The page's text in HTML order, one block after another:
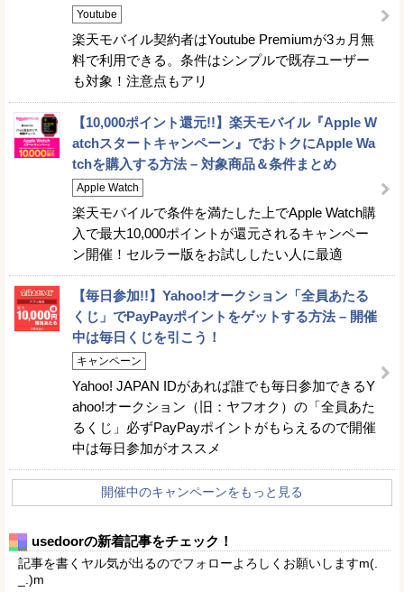
Youtube
楽天モバイル契約者はYoutube Premiumが3ヵ月無
料で利用できる。条件はシンプルで既存ユーザー
も対象！注意点もアリ
【10,000ポイント還元!!】楽天モバイル『Apple W
atchスタートキャンペーン』でおトクにApple Wa
tchを購入する方法 – 対象商品＆条件まとめ
Apple Watch
楽天モバイルで条件を満たした上でApple Watch購
入で最大10,000ポイントが還元されるキャンペー
ン開催！セルラー版をお試ししたい人に最適
【毎日参加!!】Yahoo!オークション「全員あたる
くじ」でPayPayポイントをゲットする方法 – 開催
中は毎日くじを引こう！
キャンペーン
Yahoo! JAPAN IDがあれば誰でも毎日参加できるY
ahoo!オークション（旧：ヤフオク）の「全員あた
るくじ」必ずPayPayポイントがもらえるので開催
中は毎日参加がオススメ
開催中のキャンペーンをもっと見る
usedoorの新着記事をチェック！
記事を書くヤル気が出るのでフォローよろしくお願いしますm(.
_.)m